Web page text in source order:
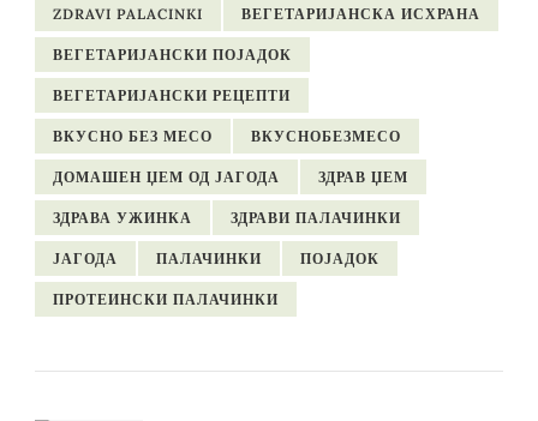
ZDRAVI PALACINKI ВЕГЕТАРИЈАНСКА ИСХРАНА
ВЕГЕТАРИЈАНСКИ ПОЈАДОК
ВЕГЕТАРИЈАНСКИ РЕЦЕПТИ
ВКУСНО БЕЗ МЕСО ВКУСНОБЕЗМЕСО
ДОМАШЕН ЏЕМ ОД ЈАГОДА ЗДРАВ ЏЕМ
ЗДРАВА УЖИНКА ЗДРАВИ ПАЛАЧИНКИ
ЈАГОДА ПАЛАЧИНКИ ПОЈАДОК
ПРОТЕИНСКИ ПАЛАЧИНКИ